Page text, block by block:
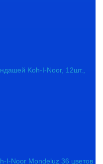
Koh-I-Noor, 12шт.,
I-Noor Mondeluz 36 цветов